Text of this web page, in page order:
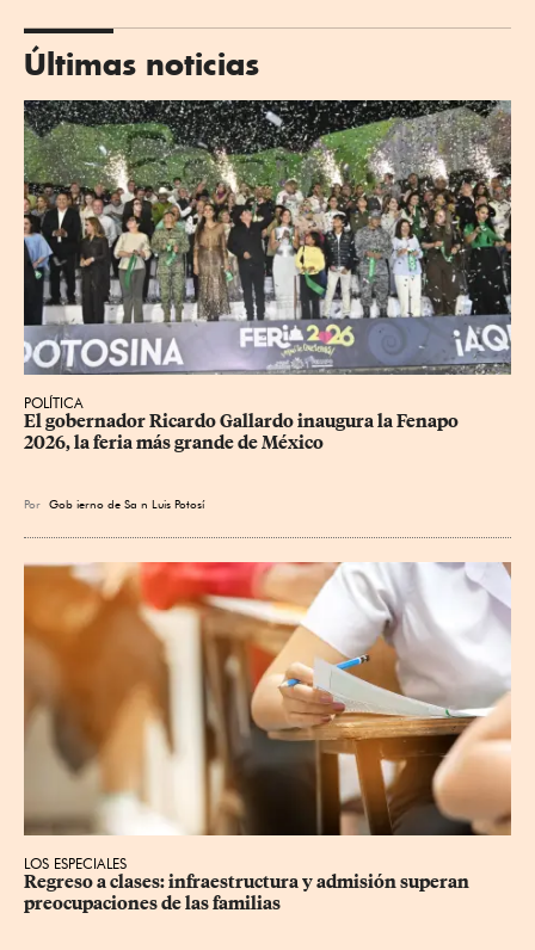
Últimas noticias
POLÍTICA
​El gobernador Ricardo Gallardo inaugura la Fenapo
2026, la feria más grande de México
Por Gob ierno de Sa n Luis Potosí
LOS ESPECIALES
Regreso a clases: infraestructura y admisión superan
preocupaciones de las familias